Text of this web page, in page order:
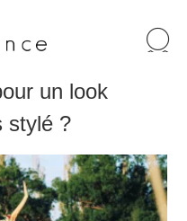
un look
stylé ?